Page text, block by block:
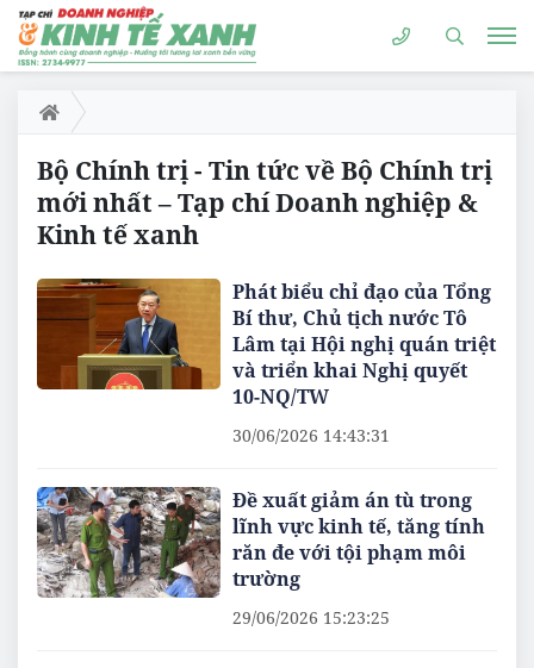
Bộ Chính trị - Tin tức về Bộ Chính trị
mới nhất – Tạp chí Doanh nghiệp &
Kinh tế xanh
Phát biểu chỉ đạo của Tổng
Bí thư, Chủ tịch nước Tô
Lâm tại Hội nghị quán triệt
và triển khai Nghị quyết
10-NQ/TW
30/06/2026 14:43:31
Đề xuất giảm án tù trong
lĩnh vực kinh tế, tăng tính
răn đe với tội phạm môi
trường
29/06/2026 15:23:25